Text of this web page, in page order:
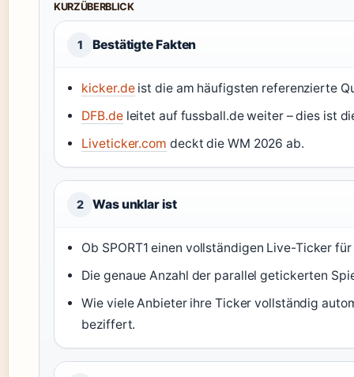
KURZÜBERBLICK
1 Bestätigte Fakten
kicker.deist die am häufigsten referenzierte
DFB.deleitet auf fussball.de weiter – dies ist
Liveticker.com deckt die WM 2026 ab.
2 Was unklar ist
Ob SPORT1 einen vollständigen Live-Ticker
Die genaue Anzahl der parallel getickerten
Wie viele Anbieter ihre Ticker vollständig
beziffert.